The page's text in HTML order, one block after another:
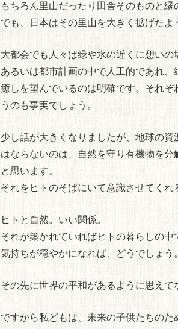
もちろん里山だったり田舎そのものと縁
でも、日本はその里山を大きく拡げたよ
大都会でも人々は緑や水の近くに憩いの
あるいは都市計画の中で人工的であれ
癒しを望んでいるのは明確です。それ
うのも事実でしょう。
少し話が大きくなりましたが、地球の
はならないのは、自然を守り有機物を
と思います。
それをヒトのそばにいて意識させてくれ
ヒトと自然。いい関係。
それが築かれていればヒトの暮らしの中
気持ちが穏やかになれば、どうでしょう
その先に世界の平和があるように思えて
ですから私どもは、未来の子供たちの